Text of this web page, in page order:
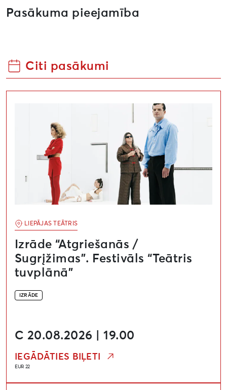
Pasākuma pieejamība
Citi pasākumi
LIEPĀJAS TEĀTRIS
Izrāde “Atgriešanās /
Sugrįžimas”. Festivāls “Teātris
tuvplānā”
IZRĀDE
C 20.08.2026 | 19.00
IEGĀDĀTIES BIĻETI
EUR 22